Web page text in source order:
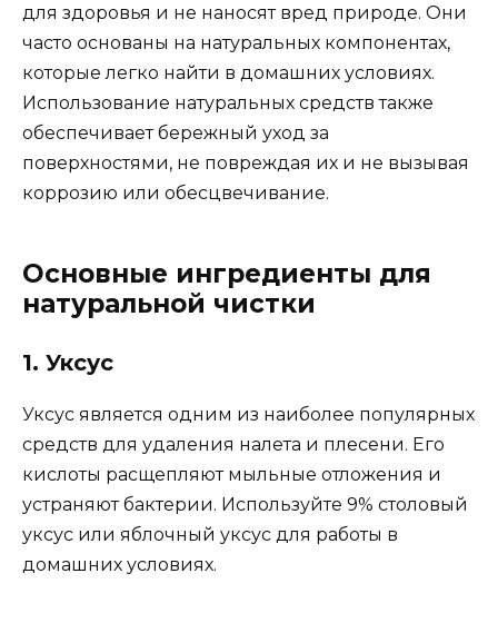
для здоровья и не наносят вред природе. Они
часто основаны на натуральных компонентах,
которые легко найти в домашних условиях.
Использование натуральных средств также
обеспечивает бережный уход за
поверхностями, не повреждая их и не вызывая
коррозию или обесцвечивание.
Основные ингредиенты для
натуральной чистки
1. Уксус
Уксус является одним из наиболее популярных
средств для удаления налета и плесени. Его
кислоты расщепляют мыльные отложения и
устраняют бактерии. Используйте 9% столовый
уксус или яблочный уксус для работы в
домашних условиях.